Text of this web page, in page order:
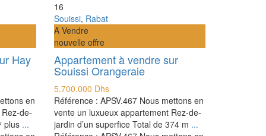
Hay
en
de-
plus ...
16
Souissi, Rabat
A Vendre
nouvelle offre
Appartement à vendre sur
Souissi Orangeraie
5.700.000 Dhs
Référence : APSV.467 Nous mettons en
vente un luxueux appartement Rez-de-
jardin d’un superfice Total de 374 m ...